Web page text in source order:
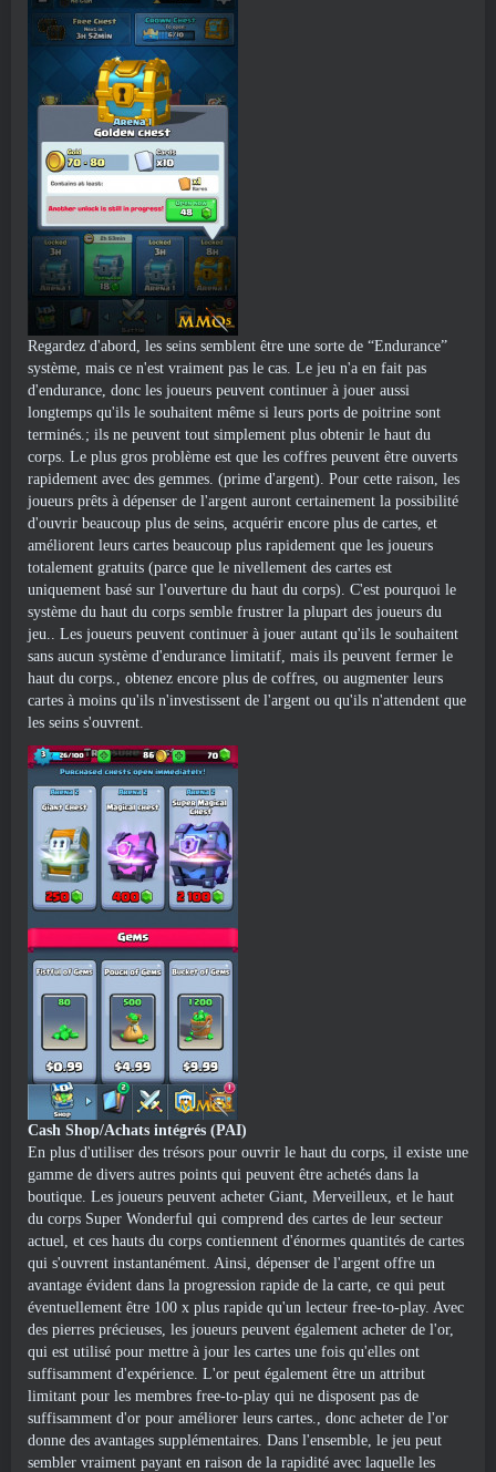
Regardez d'abord, les seins semblent être une sorte de “Endurance”
système, mais ce n'est vraiment pas le cas. Le jeu n'a en fait pas
d'endurance, donc les joueurs peuvent continuer à jouer aussi
longtemps qu'ils le souhaitent même si leurs ports de poitrine sont
terminés.; ils ne peuvent tout simplement plus obtenir le haut du
corps. Le plus gros problème est que les coffres peuvent être ouverts
rapidement avec des gemmes. (prime d'argent). Pour cette raison, les
joueurs prêts à dépenser de l'argent auront certainement la possibilité
d'ouvrir beaucoup plus de seins, acquérir encore plus de cartes, et
améliorent leurs cartes beaucoup plus rapidement que les joueurs
totalement gratuits (parce que le nivellement des cartes est
uniquement basé sur l'ouverture du haut du corps). C'est pourquoi le
système du haut du corps semble frustrer la plupart des joueurs du
jeu.. Les joueurs peuvent continuer à jouer autant qu'ils le souhaitent
sans aucun système d'endurance limitatif, mais ils peuvent fermer le
haut du corps., obtenez encore plus de coffres, ou augmenter leurs
cartes à moins qu'ils n'investissent de l'argent ou qu'ils n'attendent que
les seins s'ouvrent.
Cash Shop/Achats intégrés (PAI)
En plus d'utiliser des trésors pour ouvrir le haut du corps, il existe une
gamme de divers autres points qui peuvent être achetés dans la
boutique. Les joueurs peuvent acheter Giant, Merveilleux, et le haut
du corps Super Wonderful qui comprend des cartes de leur secteur
actuel, et ces hauts du corps contiennent d'énormes quantités de cartes
qui s'ouvrent instantanément. Ainsi, dépenser de l'argent offre un
avantage évident dans la progression rapide de la carte, ce qui peut
éventuellement être 100 x plus rapide qu'un lecteur free-to-play. Avec
des pierres précieuses, les joueurs peuvent également acheter de l'or,
qui est utilisé pour mettre à jour les cartes une fois qu'elles ont
suffisamment d'expérience. L'or peut également être un attribut
limitant pour les membres free-to-play qui ne disposent pas de
suffisamment d'or pour améliorer leurs cartes., donc acheter de l'or
donne des avantages supplémentaires. Dans l'ensemble, le jeu peut
sembler vraiment payant en raison de la rapidité avec laquelle les